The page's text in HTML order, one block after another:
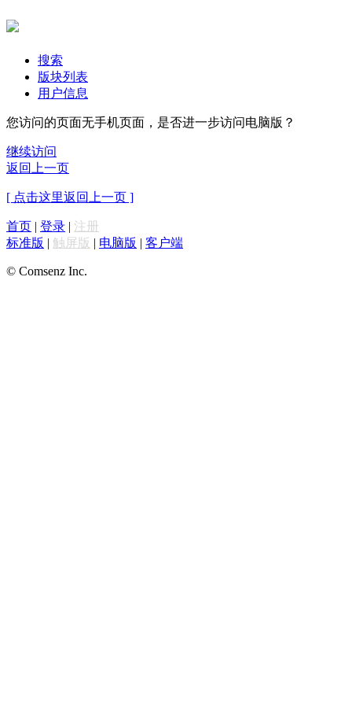
搜索
版块列表
用户信息
您访问的页面无手机页面，是否进一步访问电脑版？
继续访问
返回上一页
[ 点击这里返回上一页 ]
首页 | 登录 | 注册
标准版 | 触屏版 | 电脑版 | 客户端
© Comsenz Inc.